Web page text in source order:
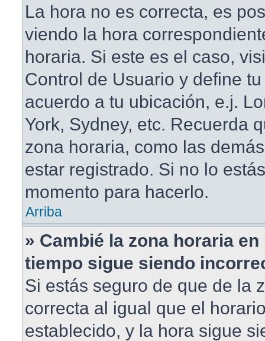
La hora no es correcta, es
viendo la hora
horaria. Si este es el caso,
Control de Usuario y define
acuerdo a tu ubicación, e.j.
York, Sydney, etc. Recuerda
zona horaria, como las
estar registrado. Si no lo
momento para hacerlo.
Arriba
» Cambié la zona horaria
tiempo sigue siendo
Si estás seguro de que de la
correcta al igual que el
establecido, y la hora sigue